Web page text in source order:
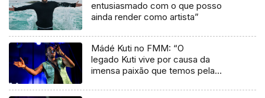
entusiasmado com o que posso
ainda render como artista”
Mádé Kuti no FMM: “O
legado Kuti vive por causa da
imensa paixão que temos pela